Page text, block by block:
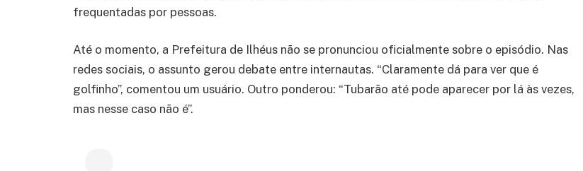
frequentadas por pessoas.
Até o momento, a Prefeitura de Ilhéus não se pronunciou oficialmente sobre o episódio. Nas
redes sociais, o assunto gerou debate entre internautas. “Claramente dá para ver que é
golfinho”, comentou um usuário. Outro ponderou: “Tubarão até pode aparecer por lá às vezes,
mas nesse caso não é”.